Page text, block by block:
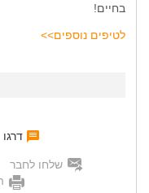
בחיים!
לטיפים נוספים>>
שלחו לחבר